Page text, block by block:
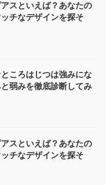
スといえば？あなたの
チなデザインを探そ
ころはじつは強みにな
弱みを徹底診断してみ
スといえば？あなたの
チなデザインを探そ